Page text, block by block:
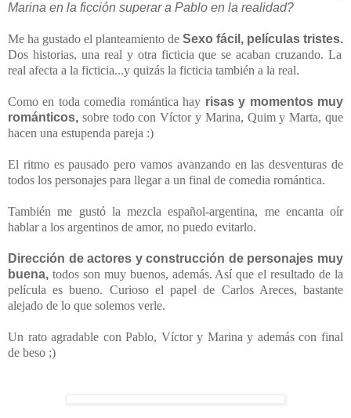
Marina en la ficción superar a Pablo en la realidad?
Me ha gustado el planteamiento de Sexo fácil, películas tristes.
Dos historias, una real y otra ficticia que se acaban cruzando. La
real afecta a la ficticia...y quizás la ficticia también a la real.
Como en toda comedia romántica hay risas y momentos muy
románticos, sobre todo con Víctor y Marina, Quim y Marta, que
hacen una estupenda pareja :)
El ritmo es pausado pero vamos avanzando en las desventuras de
todos los personajes para llegar a un final de comedia romántica.
También me gustó la mezcla español-argentina, me encanta oír
hablar a los argentinos de amor, no puedo evitarlo.
Dirección de actores y construcción de personajes muy
buena, todos son muy buenos, además. Así que el resultado de la
película es bueno. Curioso el papel de Carlos Areces, bastante
alejado de lo que solemos verle.
Un rato agradable con Pablo, Víctor y Marina y además con final
de beso ;)